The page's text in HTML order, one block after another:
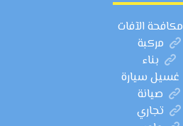
مكافحة الآفات
مركبة
بناء
غسيل سيارة
صيانة
تجاري